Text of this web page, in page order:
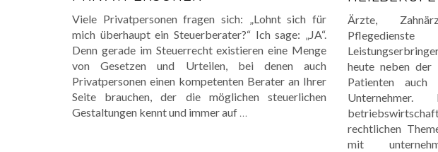
Viele Privatpersonen fragen sich: „Lohnt sich für
mich überhaupt ein Steuerberater?“ Ich sage: „JA“.
Denn gerade im Steuerrecht existieren eine Menge
von Gesetzen und Urteilen, bei denen auch
Privatpersonen einen kompetenten Berater an Ihrer
Seite brauchen, der die möglichen steuerlichen
Gestaltungen kennt und immer auf
Ärzte,
heute neben der
Patienten
rechtlichen
mit